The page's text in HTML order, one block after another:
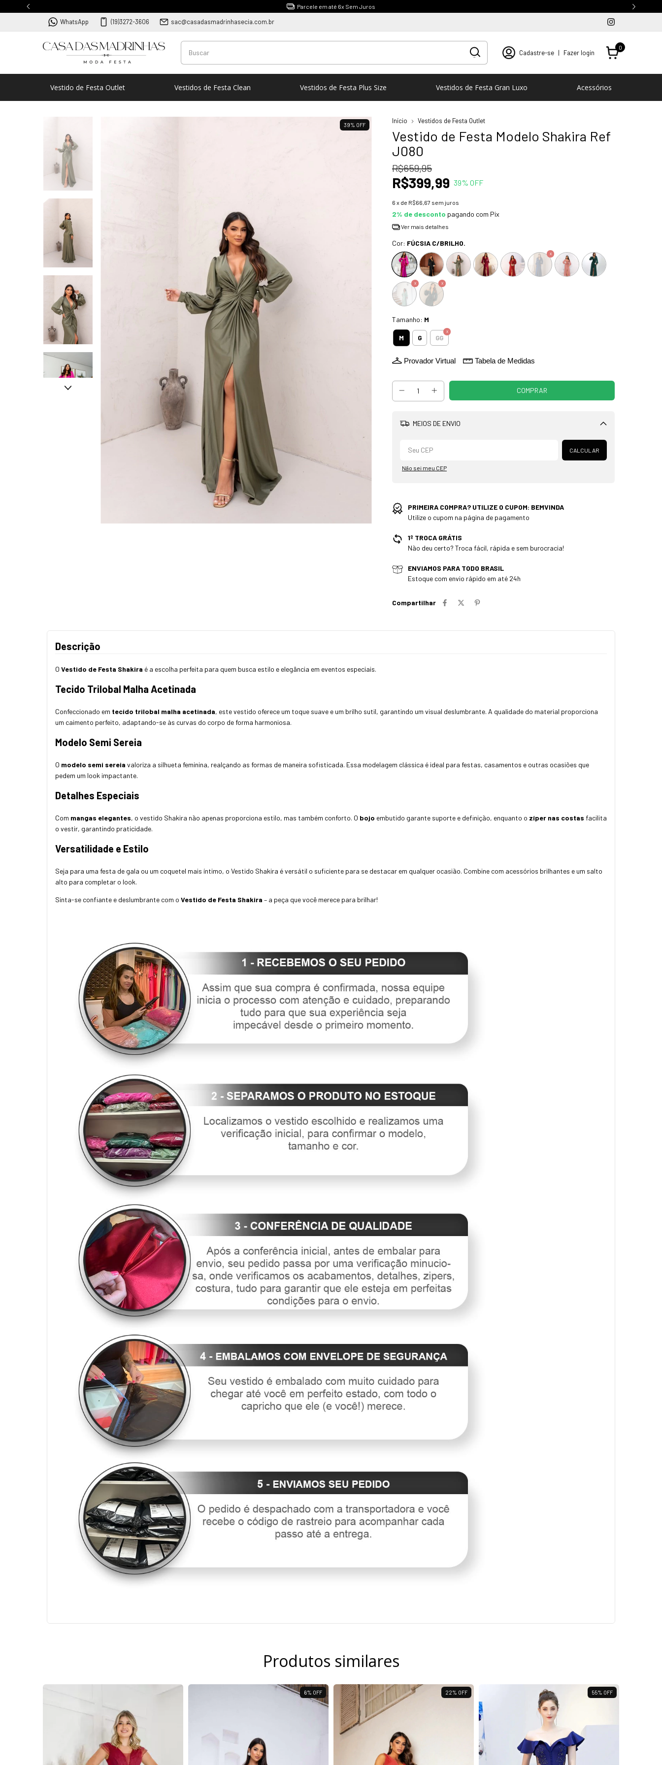
1ºTroca Gratuita e sem Burocracia
WhatsApp (19)3272-3606 sac@casadasmadrinhasecia.com.br
Cadastre-se | Fazer login
0
Vestido de Festa Outlet Vestidos de Festa Clean Vestidos de Festa Plus Size Vestidos de Festa Gran Luxo Acessórios
39% OFF
Início Vestidos de Festa Outlet
Vestido de Festa Modelo Shakira Ref
J080
R$659,95
R$399,99 39% OFF
6 x de R$66,67 sem juros
2% de desconto pagando com Pix
Ver mais detalhes
Cor: FÚCSIA C/BRILHO.
Tamanho: M
M G GG
Provador Virtual Tabela de Medidas
MEIOS DE ENVIO
Alterar CEP
CALCULAR
Não sei meu CEP
PRIMEIRA COMPRA? UTILIZE O CUPOM: BEMVINDA
Utilize o cupom na página de pagamento
1º TROCA GRÁTIS
Não deu certo? Troca fácil, rápida e sem burocracia!
ENVIAMOS PARA TODO BRASIL
Estoque com envio rápido em até 24h
Compartilhar
Descrição
O Vestido de Festa Shakira é a escolha perfeita para quem busca estilo e elegância em eventos especiais.
Tecido Trilobal Malha Acetinada
Confeccionado em tecido trilobal malha acetinada, este vestido oferece um toque suave e um brilho sutil, garantindo um visual deslumbrante. A qualidade do material proporciona
um caimento perfeito, adaptando-se às curvas do corpo de forma harmoniosa.
Modelo Semi Sereia
O modelo semi sereia valoriza a silhueta feminina, realçando as formas de maneira sofisticada. Essa modelagem clássica é ideal para festas, casamentos e outras ocasiões que
pedem um look impactante.
Detalhes Especiais
Com mangas elegantes, o vestido Shakira não apenas proporciona estilo, mas também conforto. O bojo embutido garante suporte e definição, enquanto o zíper nas costas facilita
o vestir, garantindo praticidade.
Versatilidade e Estilo
Seja para uma festa de gala ou um coquetel mais íntimo, o Vestido Shakira é versátil o suficiente para se destacar em qualquer ocasião. Combine com acessórios brilhantes e um salto
alto para completar o look.
Sinta-se confiante e deslumbrante com o Vestido de Festa Shakira – a peça que você merece para brilhar!
Produtos similares
6% OFF 22% OFF 55% OFF